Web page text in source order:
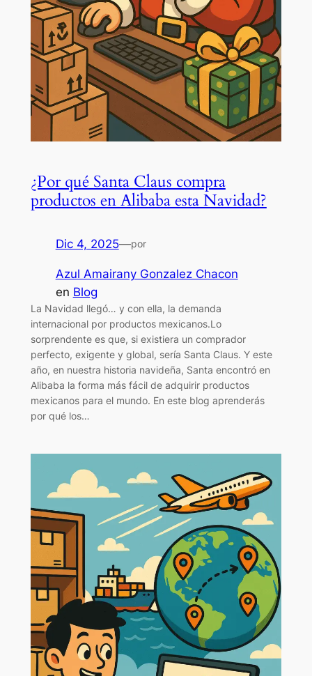
¿Por qué Santa Claus compra
productos en Alibaba esta Navidad?
Dic 4, 2025—por
Azul Amairany Gonzalez Chacon
en Blog
La Navidad llegó… y con ella, la demanda
internacional por productos mexicanos.Lo
sorprendente es que, si existiera un comprador
perfecto, exigente y global, sería Santa Claus. Y este
año, en nuestra historia navideña, Santa encontró en
Alibaba la forma más fácil de adquirir productos
mexicanos para el mundo. En este blog aprenderás
por qué los…